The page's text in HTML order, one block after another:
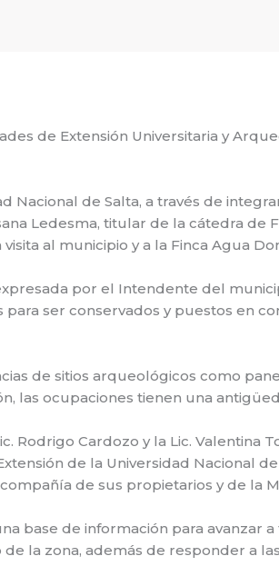
de Extensión Universitaria y
Nacional de Salta, a través de
Ledesma, titular de la cátedra de
al municipio y a la Finca Agua
por el Intendente del
ser conservados y puestos en
de sitios arqueológicos como
las ocupaciones tienen una
Cardozo y la Lic. Valentina
de la Universidad Nacional
de sus propietarios y de la
base de información para avanzar
la zona, además de responder a